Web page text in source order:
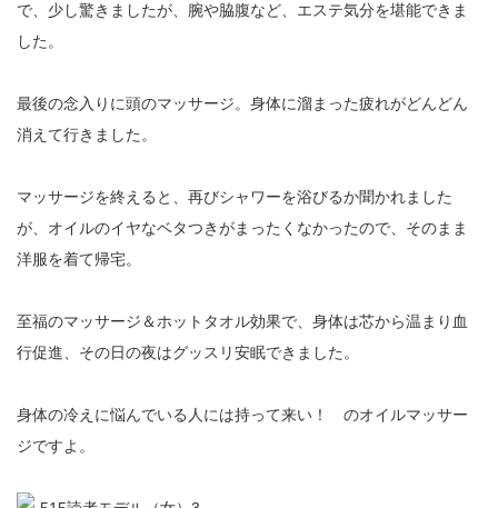
で、少し驚きましたが、腕や脇腹など、エステ気分を堪能できま
した。
最後の念入りに頭のマッサージ。身体に溜まった疲れがどんどん
消えて行きました。
マッサージを終えると、再びシャワーを浴びるか聞かれました
が、オイルのイヤなベタつきがまったくなかったので、そのまま
洋服を着て帰宅。
至福のマッサージ＆ホットタオル効果で、身体は芯から温まり血
行促進、その日の夜はグッスリ安眠できました。
身体の冷えに悩んでいる人には持って来い！ のオイルマッサー
ジですよ。